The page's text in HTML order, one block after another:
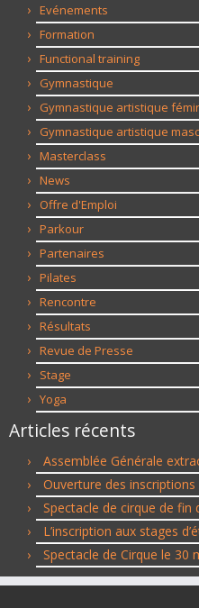
Evénements
Formation
Functional training
Gymnastique
Gymnastique artistique
Gymnastique artistique
Masterclass
News
Offre d'Emploi
Parkour
Partenaires
Pilates
Rencontre
Résultats
Revue de Presse
Stage
Yoga
Articles récents
Assemblée Générale
Ouverture des
Spectacle de cirque de
L’inscription aux stages
Spectacle de Cirque le 30